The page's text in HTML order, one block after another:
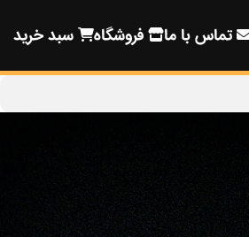
تماس با ما فروشگاه سبد خرید